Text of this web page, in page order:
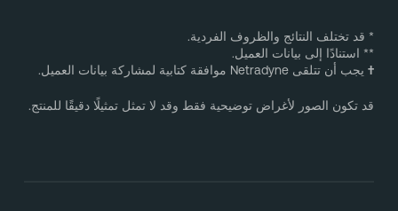
قد تختلف النتائج والظروف الفردية.
استنادًا إلى بيانات العميل.
يجب أن تتلقى Netradyne موافقة كتابية لمشاركة بيانات العميل.
تكون الصور لأغراض توضيحية فقط وقد لا تمثل تمثيلًا دقيقًا للمنتج.